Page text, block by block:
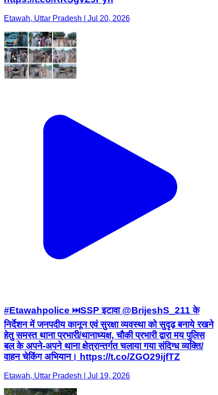
Etawah, Uttar Pradesh | Jul 20, 2026
#Etawahpolice ⏭️SSP इटावा @BrijeshS_211 के
निर्देशन में जनपदीय कानून एवं सुरक्षा व्यवस्था को सुदृढ़ बनाये रखने
हेतु समस्त थाना प्रभारी/थानाध्यक्ष, चौकी प्रभारी द्वारा मय पुलिस
बल के अपने-अपने थाना क्षेत्रान्तर्गत चलाया गया संदिग्ध व्यक्ति/
वाहन चेकिंग अभियान। https://t.co/ZGO29ijfTZ
Etawah, Uttar Pradesh | Jul 19, 2026